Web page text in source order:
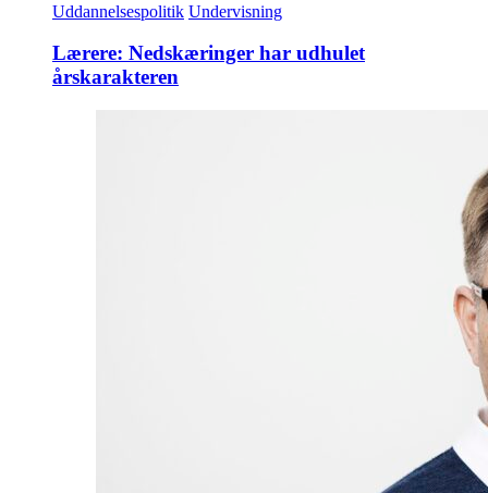
Uddannelsespolitik Undervisning
Lærere: Nedskæringer har udhulet
årskarakteren